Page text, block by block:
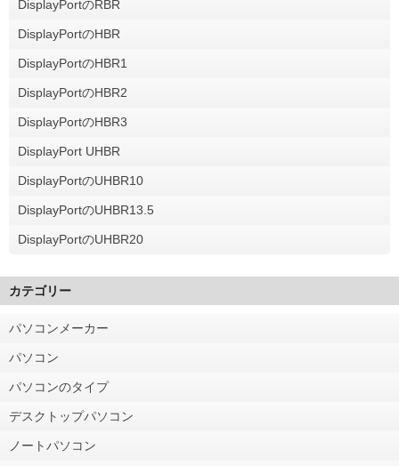
DisplayPortのRBR
DisplayPortのHBR
DisplayPortのHBR1
DisplayPortのHBR2
DisplayPortのHBR3
DisplayPort UHBR
DisplayPortのUHBR10
DisplayPortのUHBR13.5
DisplayPortのUHBR20
カテゴリー
パソコンメーカー
パソコン
パソコンのタイプ
デスクトップパソコン
ノートパソコン